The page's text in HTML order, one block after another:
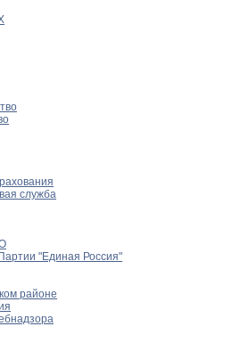
служба
"Единая Россия"
районе